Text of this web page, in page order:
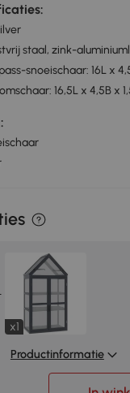
staal, zink-
snoeischaar: 16L x
16,5L x 4,5B x
x1
Productinformatie